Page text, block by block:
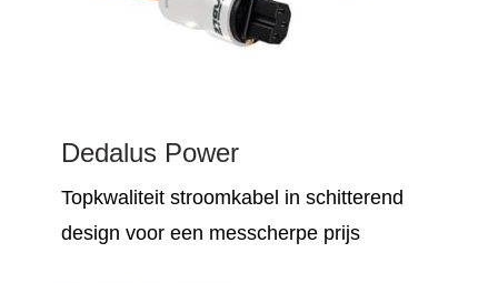
Dedalus Power
Topkwaliteit stroomkabel in schitterend
design voor een messcherpe prijs